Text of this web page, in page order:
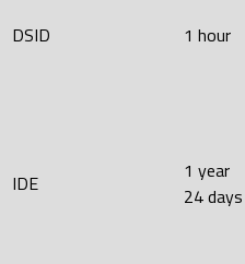
DSID 1 hour
IDE
1 year
24 days